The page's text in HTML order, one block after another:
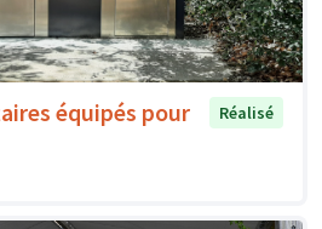
équipés pour
Réalisé